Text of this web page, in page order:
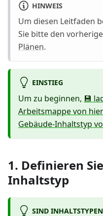
HINWEIS
Um diesen Leitfaden
Sie bitte den
Plänen.
EINSTIEG
Um zu beginnen, 💾
Arbeitsmappe von
Gebäude-Inhaltstyp
1. Definieren
Inhaltstyp
SIND